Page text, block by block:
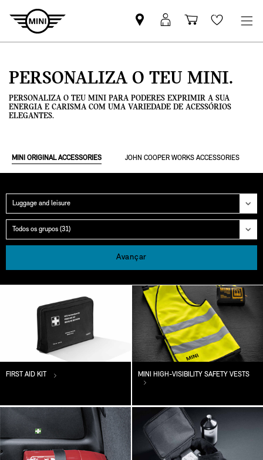
Pesquisar
parceiro
Iniciar
sessão
Carrinho
de
Wishlist
PERSONALIZA O TEU MINI.
PERSONALIZA O TEU MINI PARA PODERES EXPRIMIR A SUA
ENERGIA E CARISMA COM UMA VARIEDADE DE ACESSÓRIOS
ELEGANTES.
MINI ORIGINAL ACCESSORIES JOHN COOPER WORKS ACCESSORIES
Categoria
Grupo
Avançar
FIRST AID KIT MINI HIGH-VISIBILITY SAFETY VESTS